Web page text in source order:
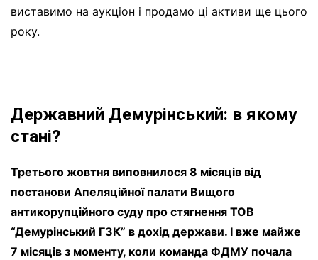
виставимо на аукціон і продамо ці активи ще цього
року.
Державний Демурінський: в якому
стані?
Третього жовтня виповнилося 8 місяців від
постанови Апеляційної палати Вищого
антикорупційного суду про стягнення ТОВ
“Демурінський ГЗК” в дохід держави. І вже майже
7 місяців з моменту, коли команда ФДМУ почала